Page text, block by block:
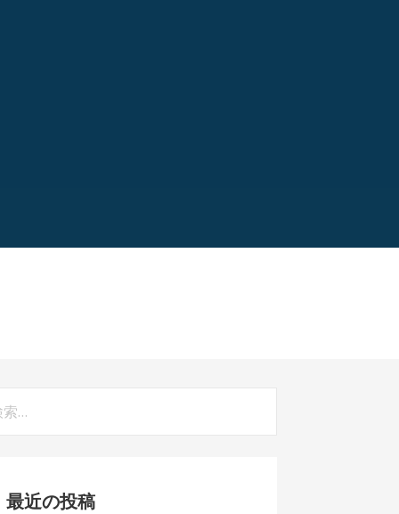
最近の投稿